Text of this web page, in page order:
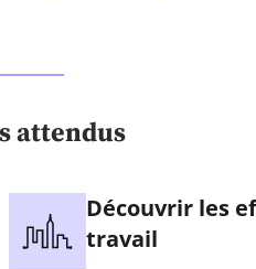
attendus
Découvrir les
travail